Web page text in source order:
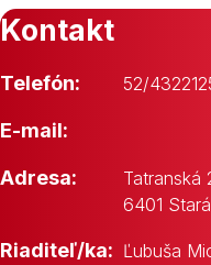
Kontakt
Telefón: 52/
E-mail:
Adresa:
Tatranská
6401
Riaditeľ/ka: Ľubuša